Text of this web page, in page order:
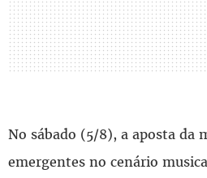
No sábado (5/8), a aposta da
emergentes no cenário